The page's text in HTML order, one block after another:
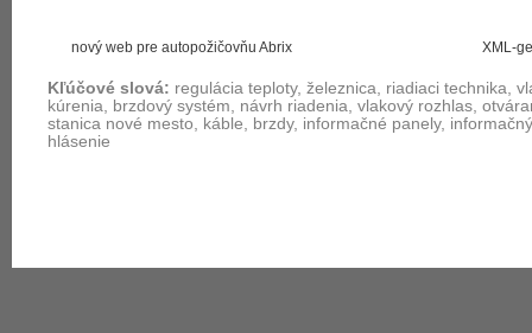
nový web pre autopožičovňu Abrix XML-
Kľúčové slová: regulácia teploty, železnica, riadiaci technika,
kúrenia, brzdový systém, návrh riadenia, vlakový rozhlas,
stanica nové mesto, káble, brzdy, informačné panely,
hlásenie